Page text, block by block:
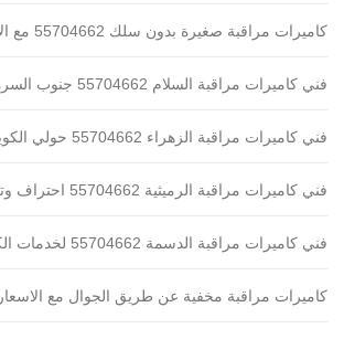
كاميرات مراقبة صغيرة بدون سلك 55704662 مع الاسعار
فني كاميرات مراقبة السلام 55704662 جنوب السرة
فني كاميرات مراقبة الزهراء 55704662 حولي الكويت
فني كاميرات مراقبة الرميثية 55704662 احتراف وتوفير
فني كاميرات مراقبة الدسمة 55704662 لخدمات الكويت
كاميرات مراقبة مخفية عن طريق الجوال مع الاسعار